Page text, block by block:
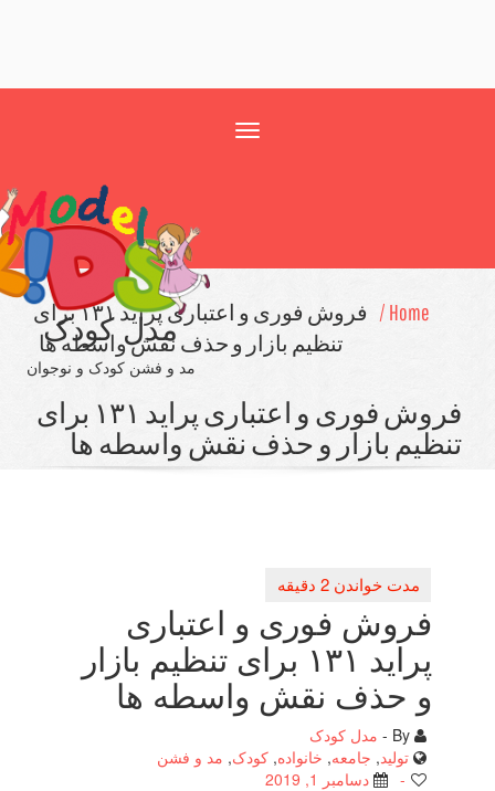
مدل کودک
مد و فشن کودک و نوجوان
فروش فوری و اعتباری پراید ۱۳۱ برای
تنظیم بازار و حذف نقش واسطه ها
فروش فوری و اعتباری پراید ۱۳۱ برای
بازار و حذف نقش واسطه ها
فروش فوری و اعتباری
پراید ۱۳۱ برای تنظیم بازار
و حذف نقش واسطه ها
مدل کودک
جامعه,خانواده, کودک,مد و فشن
دسامبر 1, 2019